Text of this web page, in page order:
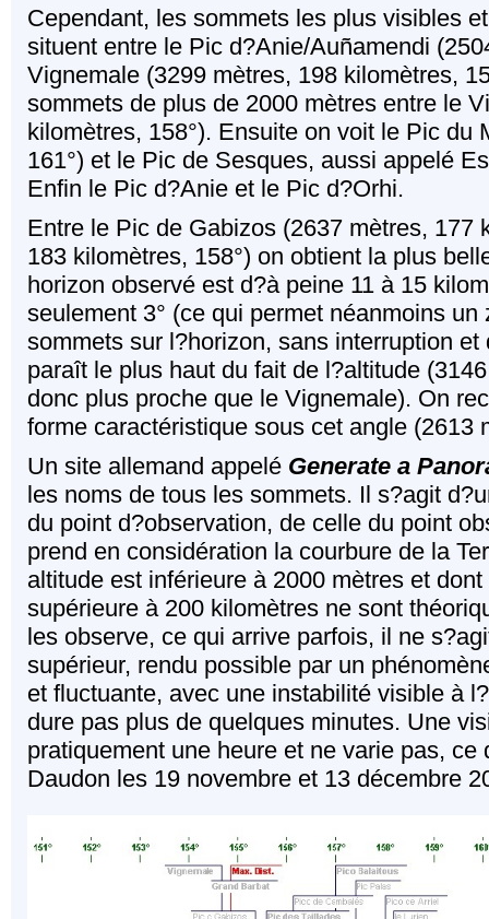
Cependant, les sommets les plus visibles
situent entre le Pic d?Anie/Auñamendi
Vignemale (3299 mètres, 198 kilomètres,
sommets de plus de 2000 mètres entre le
kilomètres, 158°). Ensuite on voit le Pic
161°) et le Pic de Sesques, aussi appelé
Enfin le Pic d?Anie et le Pic d?Orhi.
Entre le Pic de Gabizos (2637 mètres, 177
183 kilomètres, 158°) on obtient la plus
horizon observé est d?à peine 11 à 15
seulement 3° (ce qui permet néanmoins
sommets sur l?horizon, sans interruption
paraît le plus haut du fait de l?altitude
donc plus proche que le Vignemale). On
forme caractéristique sous cet angle (2613
Un site allemand appelé Generate a
les noms de tous les sommets. Il s?agit
du point d?observation, de celle du point
prend en considération la courbure de la
altitude est inférieure à 2000 mètres et
supérieure à 200 kilomètres ne sont
les observe, ce qui arrive parfois, il ne
supérieur, rendu possible par un
et fluctuante, avec une instabilité visible à
dure pas plus de quelques minutes. Une
pratiquement une heure et ne varie pas,
Daudon les 19 novembre et 13 décembre